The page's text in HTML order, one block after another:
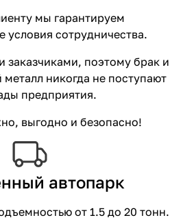
мы гарантируем
условия сотрудничества.
поэтому брак и
никогда не поступают
предприятия.
выгодно и безопасно!
автопарк
от 1.5 до 20 тонн.